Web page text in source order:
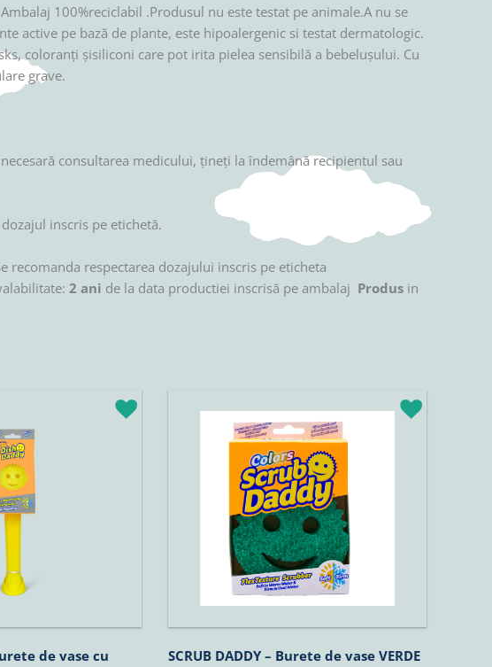
100%reciclabil .Produsul nu este testat pe animale.A nu se
active pe bază de plante, este hipoalergenic si testat dermatologic.
coloranți șisiliconi care pot irita pielea sensibilă a bebelușului. Cu
grave.
necesară consultarea medicului, ţineţi la îndemână recipientul sau
inscris pe etichetă.
respectarea dozajului inscris pe eticheta
2 ani de la data productiei inscrisă pe ambalaj Produs in
de vase cu
SCRUB DADDY – Burete de vase VERDE
inițial
fost:
25,90lei.
curent
este:
22,02lei.